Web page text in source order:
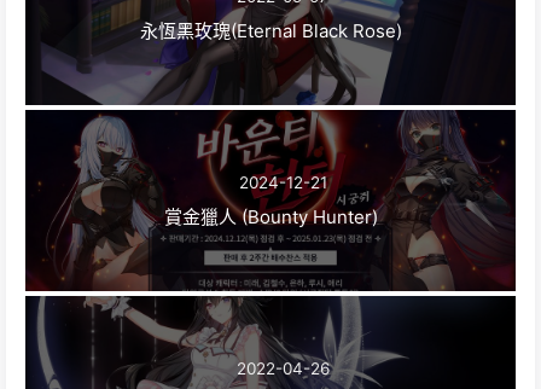
永恆黑玫瑰(Eternal Black Rose)
2024-12-21
賞金獵人 (Bounty Hunter)
2022-04-26